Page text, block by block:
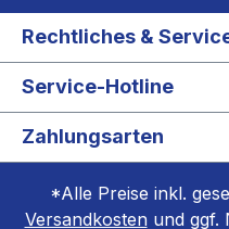
Rechtliches &
Service-Hotline
Zahlungsarten
*Alle Preise inkl.
Versandkostenund ggf.